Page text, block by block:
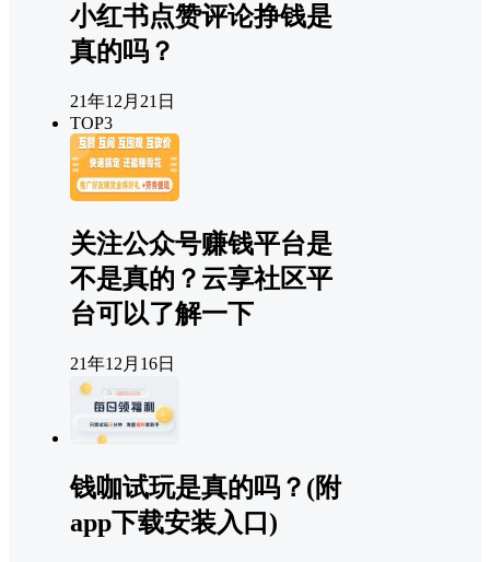
小红书点赞评论挣钱是
真的吗？
21年12月21日
TOP3
关注公众号赚钱平台是
不是真的？云享社区平
台可以了解一下
21年12月16日
钱咖试玩是真的吗？(附
app下载安装入口)